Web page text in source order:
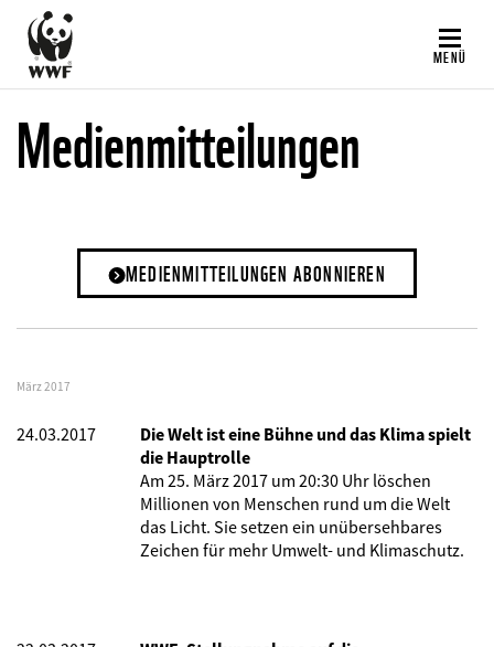
Direkt
zum
Inhalt
MENÜ
Medienmitteilungen
MEDIENMITTEILUNGEN ABONNIEREN
März 2017
24.03.2017
Die Welt ist eine Bühne und das Klima spielt
die Hauptrolle
Am 25. März 2017 um 20:30 Uhr löschen
Millionen von Menschen rund um die Welt
das Licht. Sie setzen ein unübersehbares
Zeichen für mehr Umwelt- und Klimaschutz.